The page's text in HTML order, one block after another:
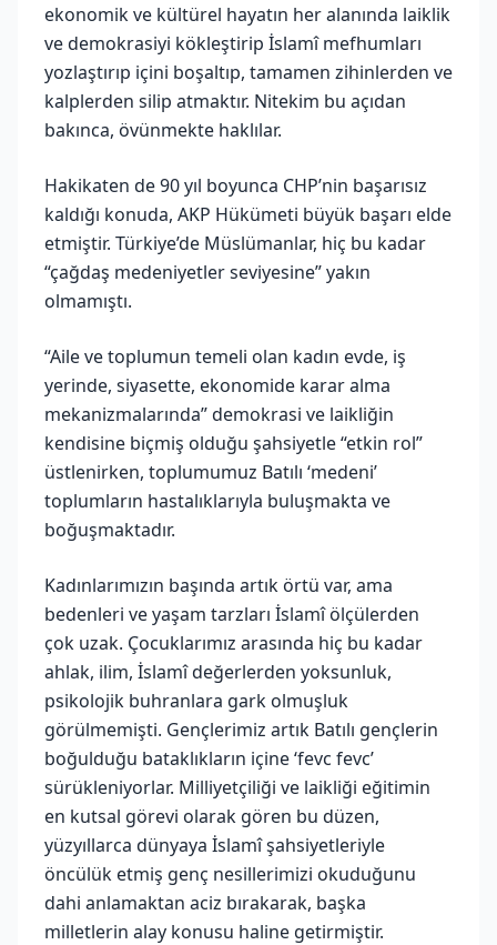
ekonomik ve kültürel hayatın her alanında laiklik
ve demokrasiyi kökleştirip İslamî mefhumları
yozlaştırıp içini boşaltıp, tamamen zihinlerden ve
kalplerden silip atmaktır. Nitekim bu açıdan
bakınca, övünmekte haklılar.
Hakikaten de 90 yıl boyunca CHP’nin başarısız
kaldığı konuda, AKP Hükümeti büyük başarı elde
etmiştir. Türkiye’de Müslümanlar, hiç bu kadar
“çağdaş medeniyetler seviyesine” yakın
olmamıştı.
“Aile ve toplumun temeli olan kadın evde, iş
yerinde, siyasette, ekonomide karar alma
mekanizmalarında” demokrasi ve laikliğin
kendisine biçmiş olduğu şahsiyetle “etkin rol”
üstlenirken, toplumumuz Batılı ‘medeni’
toplumların hastalıklarıyla buluşmakta ve
boğuşmaktadır.
Kadınlarımızın başında artık örtü var, ama
bedenleri ve yaşam tarzları İslamî ölçülerden
çok uzak. Çocuklarımız arasında hiç bu kadar
ahlak, ilim, İslamî değerlerden yoksunluk,
psikolojik buhranlara gark olmuşluk
görülmemişti. Gençlerimiz artık Batılı gençlerin
boğulduğu bataklıkların içine ‘fevc fevc’
sürükleniyorlar. Milliyetçiliği ve laikliği eğitimin
en kutsal görevi olarak gören bu düzen,
yüzyıllarca dünyaya İslamî şahsiyetleriyle
öncülük etmiş genç nesillerimizi okuduğunu
dahi anlamaktan aciz bırakarak, başka
milletlerin alay konusu haline getirmiştir.